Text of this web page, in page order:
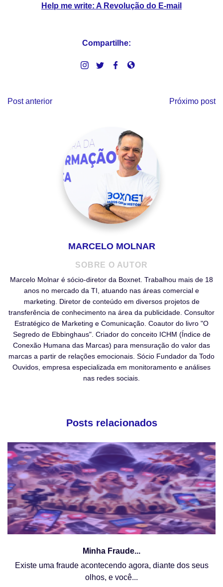
Help me write: A Revolução do E-mail
Compartilhe:
Post anterior Próximo post
MARCELO MOLNAR
SOBRE O AUTOR
Marcelo Molnar é sócio-diretor da Boxnet. Trabalhou mais de 18
anos no mercado da TI, atuando nas áreas comercial e
marketing. Diretor de conteúdo em diversos projetos de
transferência de conhecimento na área da publicidade. Consultor
Estratégico de Marketing e Comunicação. Coautor do livro "O
Segredo de Ebbinghaus". Criador do conceito ICHM (Índice de
Conexão Humana das Marcas) para mensuração do valor das
marcas a partir de relações emocionais. Sócio Fundador da Todo
Ouvidos, empresa especializada em monitoramento e análises
nas redes sociais.
Posts relacionados
Minha Fraude...
Existe uma fraude acontecendo agora, diante dos seus
olhos, e você...